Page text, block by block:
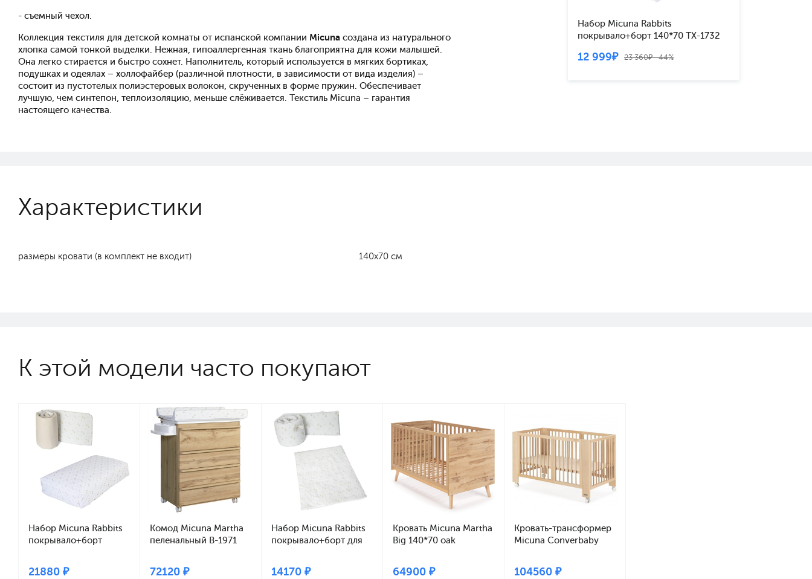
Набор Micuna Rabbits
покрывало+борт 140*70 TX-1732
12 999₽ 23 360₽ -44%
- съемный чехол.
Коллекция текстиля для детской комнаты от испанской компании Micuna создана из натурального
хлопка самой тонкой выделки. Нежная, гипоаллергенная ткань благоприятна для кожи малышей.
Она легко стирается и быстро сохнет. Наполнитель, который используется в мягких бортиках,
подушках и одеялах – холлофайбер (различной плотности, в зависимости от вида изделия) –
состоит из пустотелых полиэстеровых волокон, скрученных в форме пружин. Обеспечивает
лучшую, чем синтепон, теплоизоляцию, меньше слёживается. Текстиль Micuna – гарантия
настоящего качества.
Характеристики
размеры кровати (в комплект не входит) 140х70 см
К этой модели часто покупают
Набор Micuna Rabbits
покрывало+борт
21880 ₽
Комод Micuna Martha
пеленальный B-1971
72120 ₽
Набор Micuna Rabbits
покрывало+борт для
14170 ₽
Кровать Micuna Martha
Big 140*70 oak
64900 ₽
Кровать-трансформер
Micuna Converbaby
104560 ₽